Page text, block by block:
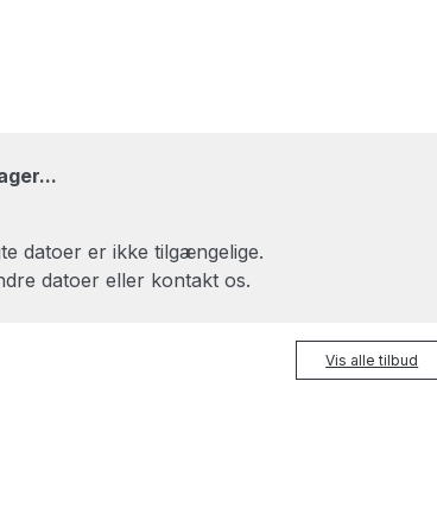
datoer er ikke tilgængelige.
datoer eller kontakt os.
Vis alle tilbud